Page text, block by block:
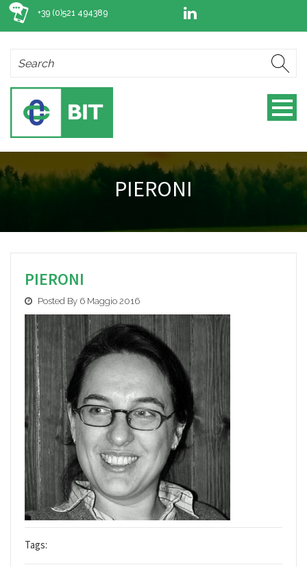
+39 (0)521 494389
PIERONI
PIERONI
Posted By 6 Maggio 2016
Tags: